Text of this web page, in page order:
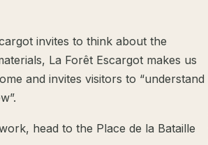
invites to think about the
La Forêt Escargot makes us
and invites visitors to “understand
head to the Place de la Bataille